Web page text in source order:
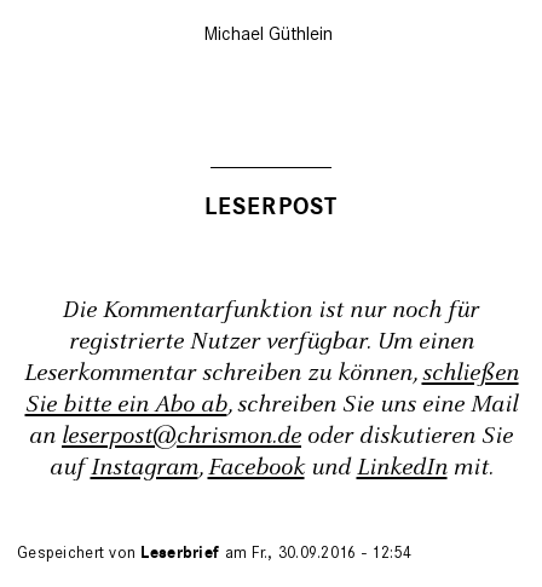
Michael Güthlein
Die Kommentarfunktion ist nur noch für
registrierte Nutzer verfügbar. Um einen
Leserkommentar schreiben zu können,schließen
Sie bitte ein Abo ab, schreiben Sie uns eine Mail
an leserpost@chrismon.de oder diskutieren Sie
aufInstagram,FacebookundLinkedInmit.
Gespeichert von Leserbrief am Fr., 30.09.2016 - 12:54